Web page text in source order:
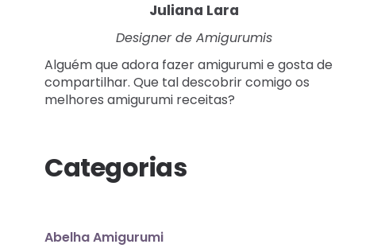
Juliana Lara
Designer de Amigurumis
Alguém que adora fazer amigurumi e gosta de
compartilhar. Que tal descobrir comigo os
melhores amigurumi receitas?
Categorias
Abelha Amigurumi